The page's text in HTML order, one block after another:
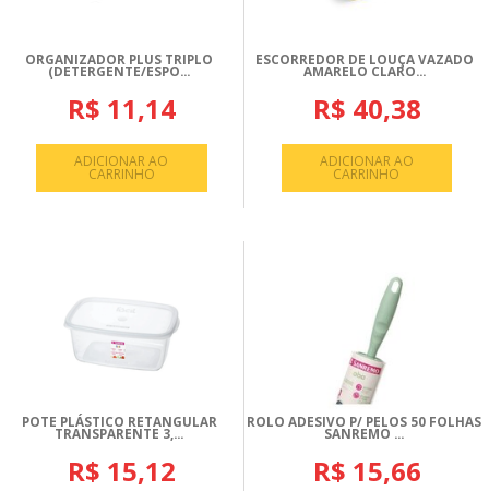
ORGANIZADOR PLUS TRIPLO
(DETERGENTE/ESPO...
R$ 11,14
ADICIONAR AO
CARRINHO
ESCORREDOR DE LOUÇA VAZADO
AMARELO CLARO...
R$ 40,38
ADICIONAR AO
CARRINHO
POTE PLÁSTICO RETANGULAR
TRANSPARENTE 3,...
R$ 15,12
ROLO ADESIVO P/ PELOS 50 FOLHAS
SANREMO ...
R$ 15,66